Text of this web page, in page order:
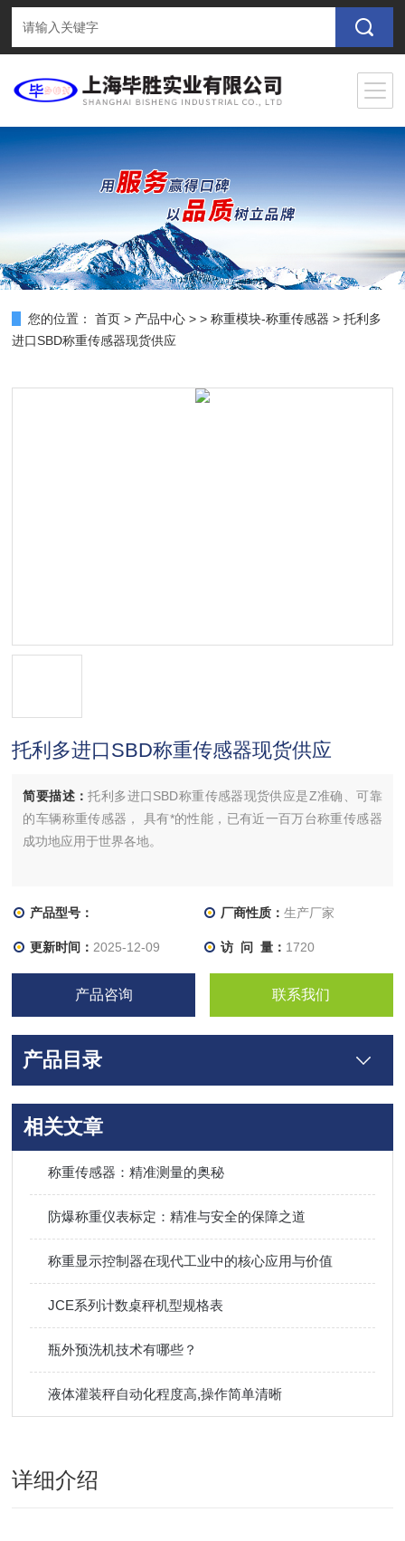
您的位置： 首页 > 产品中心 > >称重模块-称重传感器 > 托利多
进口SBD称重传感器现货供应
托利多进口SBD称重传感器现货供应
简要描述：托利多进口SBD称重传感器现货供应是Z准确、可靠
的车辆称重传感器， 具有*的性能，已有近一百万台称重传感器
成功地应用于世界各地。
产品型号： 厂商性质： 生产厂家
更新时间： 2025-12-09 访 问 量： 1720
产品咨询 联系我们
产品目录
相关文章
称重传感器：精准测量的奥秘
防爆称重仪表标定：精准与安全的保障之道
称重显示控制器在现代工业中的核心应用与价值
JCE系列计数桌秤机型规格表
瓶外预洗机技术有哪些？
液体灌装秤自动化程度高,操作简单清晰
详细介绍